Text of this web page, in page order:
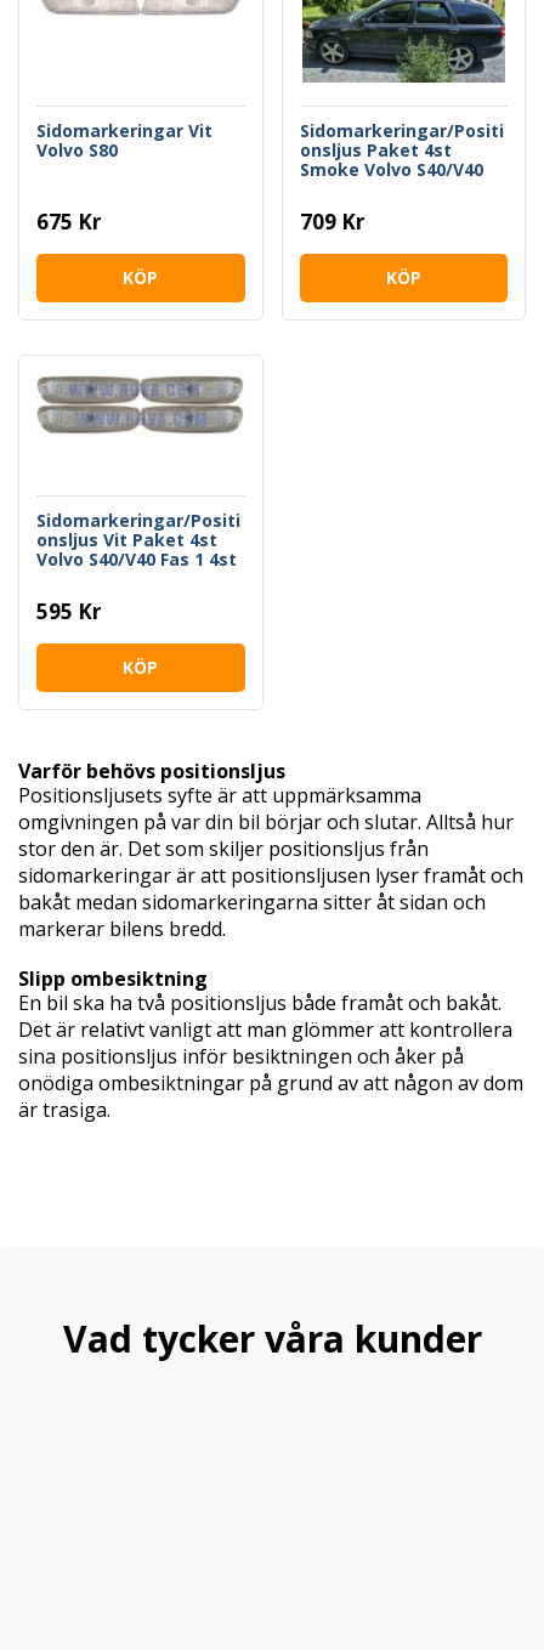
Sidomarkeringar Vit
Volvo S80
675 Kr
KÖP
Sidomarkeringar/Positi
onsljus Paket 4st
Smoke Volvo S40/V40
709 Kr
KÖP
Sidomarkeringar/Positi
onsljus Vit Paket 4st
Volvo S40/V40 Fas 1 4st
595 Kr
KÖP
Varför behövs positionsljus
Positionsljusets syfte är att uppmärksamma
omgivningen på var din bil börjar och slutar. Alltså hur
stor den är. Det som skiljer positionsljus från
sidomarkeringar är att positionsljusen lyser framåt och
bakåt medan sidomarkeringarna sitter åt sidan och
markerar bilens bredd.
Slipp ombesiktning
En bil ska ha två positionsljus både framåt och bakåt.
Det är relativt vanligt att man glömmer att kontrollera
sina positionsljus inför besiktningen och åker på
onödiga ombesiktningar på grund av att någon av dom
är trasiga.
Vad tycker våra kunder